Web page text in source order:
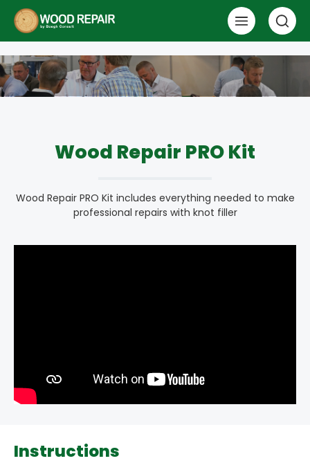
Wood Repair PRO Kit
Wood Repair PRO Kit includes everything needed to make
professional repairs with knot filler
Instructions